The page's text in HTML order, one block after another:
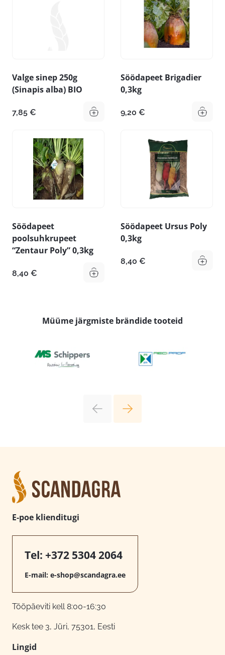
Valge sinep 250g
(Sinapis alba) BIO
7,85 €
Söödapeet Brigadier
0,3kg
9,20 €
Söödapeet
poolsuhkrupeet
“Zentaur Poly” 0,3kg
8,40 €
Söödapeet Ursus Poly
0,3kg
8,40 €
Müüme järgmiste brändide tooteid
E-poe klienditugi
Tel: +372 5304 2064
E-mail: e-shop@scandagra.ee
Tööpäeviti kell 8:00-16:30
Kesk tee 3, Jüri, 75301, Eesti
Lingid